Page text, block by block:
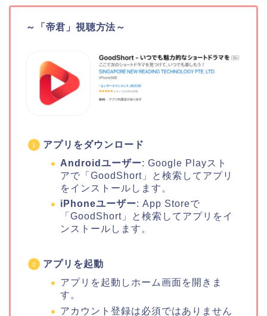
～「帝君」視聴方法～
アプリをダウンロード
Androidユーザー: Google Playスト
アで「GoodShort」と検索してアプリ
をインストールします。
iPhoneユーザー: App Storeで
「GoodShort」と検索してアプリをイ
ンストールします。
アプリを起動
アプリを起動しホーム画面を開きま
す。
アカウント登録は必須ではありません